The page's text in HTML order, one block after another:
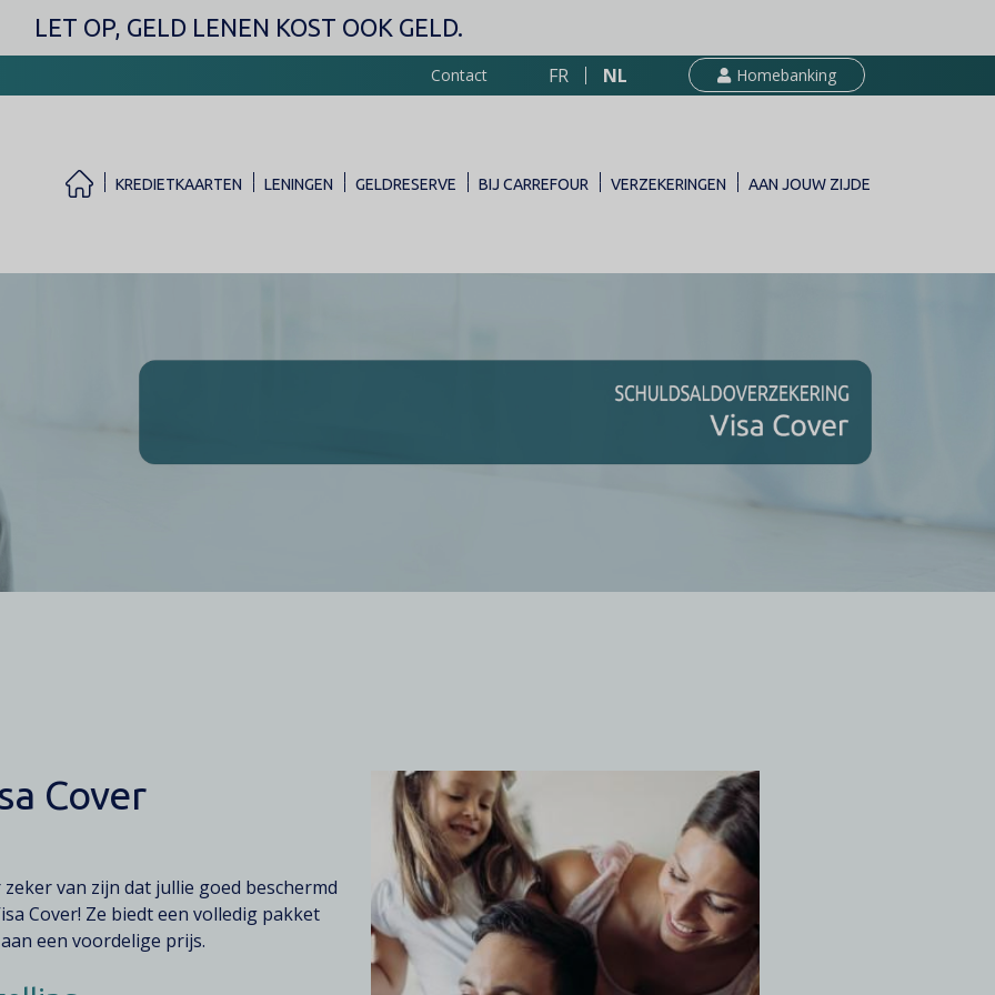
en
LET OP, GELD LENEN KOST OOK GELD.
Contact FR NL Homebanking
KREDIETKAARTEN LENINGEN GELDRESERVE BIJ CARREFOUR VERZEKERINGEN AAN JOUW ZIJDE
Cover
van zijn dat jullie goed beschermd
Cover! Ze biedt een volledig pakket
een voordelige prijs.